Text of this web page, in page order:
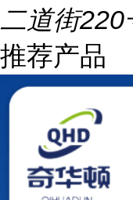
二道街220
推荐产品